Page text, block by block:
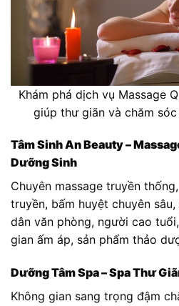
Khám phá dịch vụ Massage
giúp thư giãn và chăm
Tâm Sinh An Beauty –
Dưỡng Sinh
Chuyên massage truyền
truyền, bấm huyệt chuyên
dân văn phòng, người cao
gian ấm áp, sản phẩm thảo
Dưỡng Tâm Spa – Spa Thư
Không gian sang trọng đậm